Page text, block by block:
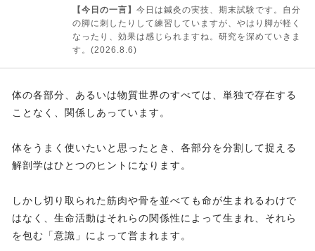
【今日の一言】 今日は鍼灸の実技、期末試験です。自分
の脚に刺したりして練習していますが、やはり脚が軽く
なったり、効果は感じられますね。研究を深めていきま
す。(2026.8.6)
体の各部分、あるいは物質世界のすべては、単独で存在する
ことなく、関係しあっています。
体をうまく使いたいと思ったとき、各部分を分割して捉える
解剖学はひとつのヒントになります。
しかし切り取られた筋肉や骨を並べても命が生まれるわけで
はなく、生命活動はそれらの関係性によって生まれ、それら
を包む「意識」によって営まれます。